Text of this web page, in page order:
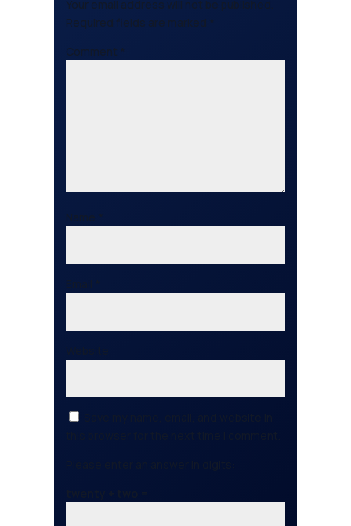
Your email address will not be published.
Required fields are marked *
Comment *
Name